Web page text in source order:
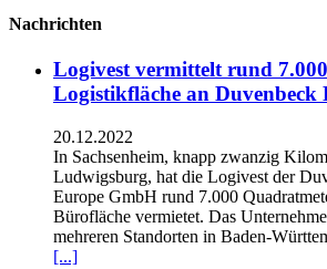
Nachrichten
Logivest vermittelt rund
Logistikfläche an Duvenbeck
20.12.2022
In Sachsenheim, knapp zwanzig
Ludwigsburg, hat die Logivest der
Europe GmbH rund 7.000
Bürofläche vermietet. Das
mehreren Standorten in Baden-
[...]